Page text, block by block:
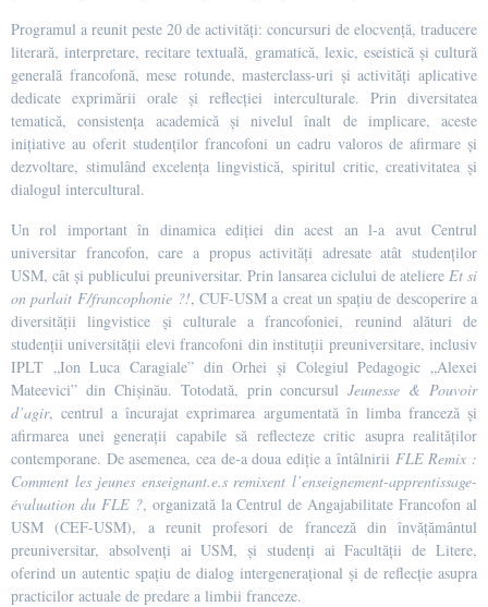
Programul a reunit peste 20 de activități: concursuri de elocvență, traducere
literară, interpretare, recitare textuală, gramatică, lexic, eseistică și cultură
generală francofonă, mese rotunde, masterclass-uri și activități aplicative
dedicate exprimării orale și reflecției interculturale. Prin diversitatea
tematică, consistența academică și nivelul înalt de implicare, aceste
inițiative au oferit studenților francofoni un cadru valoros de afirmare și
dezvoltare, stimulând excelența lingvistică, spiritul critic, creativitatea și
dialogul intercultural.
Un rol important în dinamica ediției din acest an l-a avut Centrul
universitar francofon, care a propus activități adresate atât studenților
USM, cât și publicului preuniversitar. Prin lansarea ciclului de ateliere Et si
on parlait F/francophonie ?!, CUF-USM a creat un spațiu de descoperire a
diversității lingvistice și culturale a francofoniei, reunind alături de
studenții universității elevi francofoni din instituții preuniversitare, inclusiv
IPLT „Ion Luca Caragiale” din Orhei și Colegiul Pedagogic „Alexei
Mateevici” din Chișinău. Totodată, prin concursulJeunesse & Pouvoir
d’agir, centrul a încurajat exprimarea argumentată în limba franceză și
afirmarea unei generații capabile să reflecteze critic asupra realităților
contemporane. De asemenea, cea de-a doua ediție a întâlnirii FLE Remix :
Comment les jeunes enseignant.e.s remixent l’enseignement-apprentissage-
évaluation du FLE ?, organizată la Centrul de Angajabilitate Francofon al
USM (CEF-USM), a reunit profesori de franceză din învățământul
preuniversitar, absolvenți ai USM, și studenți ai Facultății de Litere,
oferind un autentic spațiu de dialog intergenerațional și de reflecție asupra
practicilor actuale de predare a limbii franceze.